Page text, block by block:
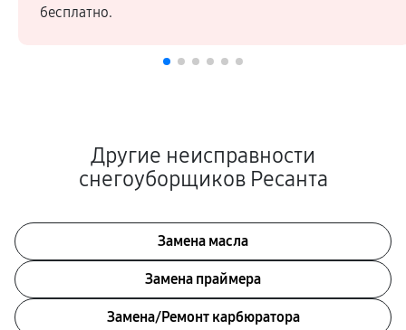
бесплатно.
Другие неисправности
снегоуборщиков Ресанта
Замена масла
Замена праймера
Замена/Pемонт карбюратора